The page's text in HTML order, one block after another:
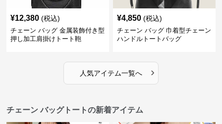
¥12,380 (税込)
チェーン バッグ 金属装飾付き型
押し加工肩掛けトート鞄
¥4,850 (税込)
チェーン バッグ 巾着型チェーン
ハンドルトートバッグ
人気アイテム一覧へ ›
チェーン バッグトートの新着アイテム